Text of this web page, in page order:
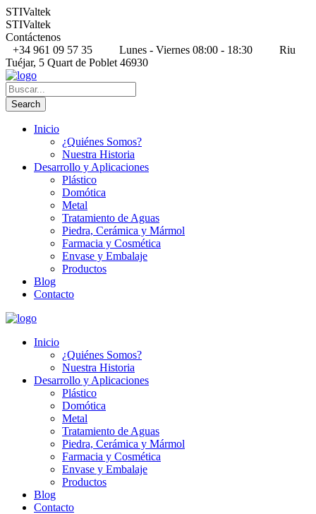
STIValtek
STIValtek
Contáctenos
+34 961 09 57 35
Lunes - Viernes 08:00 - 18:30
Riu
Tuéjar, 5 Quart de Poblet 46930
Inicio
¿Quiénes Somos?
Nuestra Historia
Desarrollo y Aplicaciones
Plástico
Domótica
Metal
Tratamiento de Aguas
Piedra, Cerámica y Mármol
Farmacia y Cosmética
Envase y Embalaje
Productos
Blog
Contacto
Inicio
¿Quiénes Somos?
Nuestra Historia
Desarrollo y Aplicaciones
Plástico
Domótica
Metal
Tratamiento de Aguas
Piedra, Cerámica y Mármol
Farmacia y Cosmética
Envase y Embalaje
Productos
Blog
Contacto